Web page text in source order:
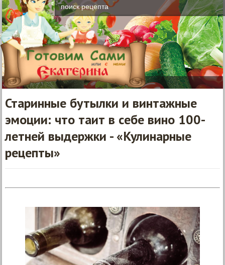
Старинные бутылки и винтажные
эмоции: что таит в себе вино 100-
летней выдержки - «Кулинарные
рецепты»